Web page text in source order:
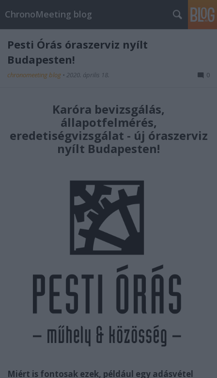
ChronoMeeting blog
Pesti Órás óraszerviz nyílt
Budapesten!
chronomeeting blog • 2020. április 18. 0
Karóra bevizsgálás,
állapotfelmérés,
eredetiségvizsgálat - új óraszerviz
nyílt Budapesten!
Miért is fontosak ezek, például egy adásvétel